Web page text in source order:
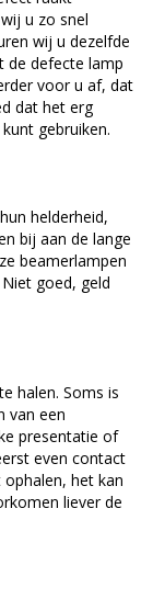
u zo snel
wij u dezelfde
de defecte lamp
voor u af, dat
dat het erg
gebruiken.
helderheid,
bij aan de lange
beamerlampen
goed, geld
halen. Soms is
van een
presentatie of
even contact
het kan
liever de